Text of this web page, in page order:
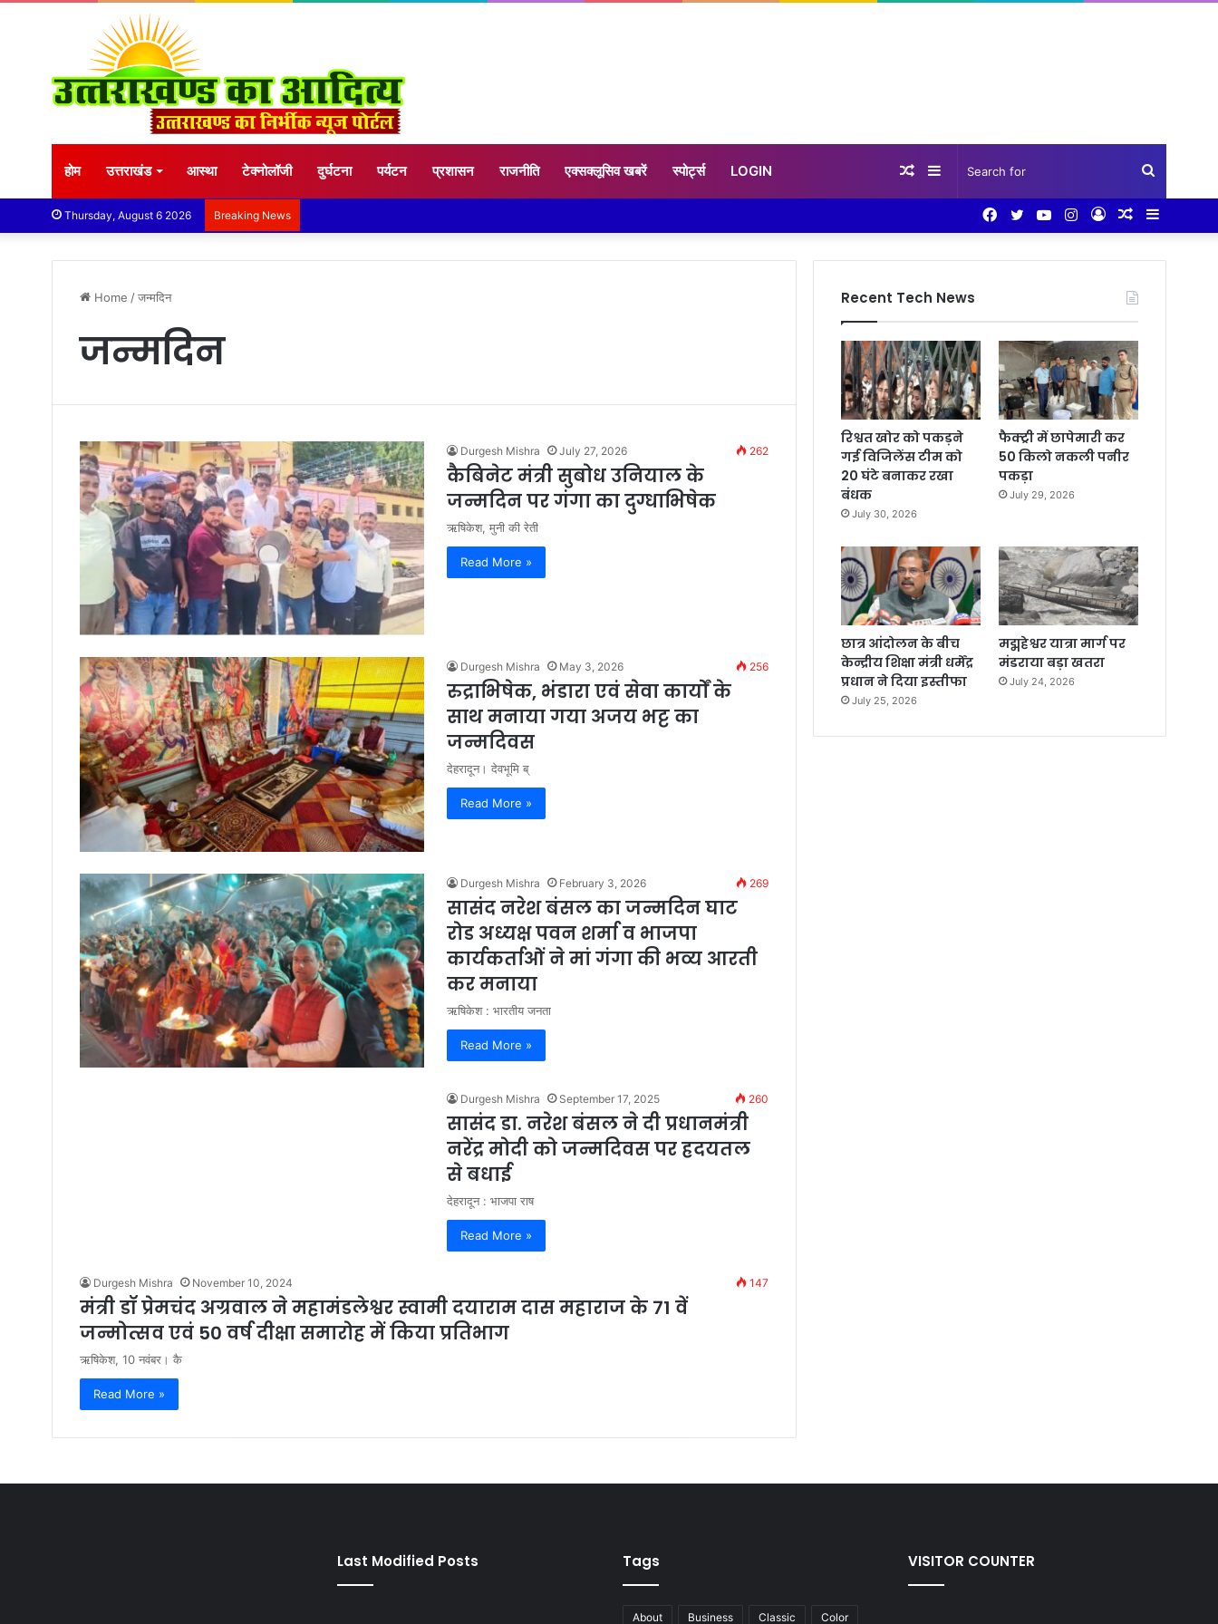
होम उत्तराखंड आस्था टेक्नोलॉजी दुर्घटना पर्यटन प्रशासन राजनीति एक्सक्लूसिव खबरें स्पोर्ट्स LOGIN Search
for
Sidebar
Random
Thursday, August 6 2026 Breaking News Sidebar
Random
Log
Instagram
YouTube
Twitter
Facebook
Home /जन्मदिन
जन्मदिन
Durgesh Mishra July 27, 2026 262
कैबिनेट मंत्री सुबोध उनियाल के
जन्मदिन पर गंगा का दुग्धाभिषेक
ऋषिकेश, मुनी की रेती
Read More »
Durgesh Mishra May 3, 2026 256
रुद्राभिषेक, भंडारा एवं सेवा कार्यों के
साथ मनाया गया अजय भट्ट का
जन्मदिवस
देहरादून। देवभूमि ब्
Read More »
Durgesh Mishra February 3, 2026 269
सासंद नरेश बंसल का जन्मदिन घाट
रोड अध्यक्ष पवन शर्मा व भाजपा
कार्यकर्ताओं ने मां गंगा की भव्य आरती
कर मनाया
ऋषिकेश : भारतीय जनता
Read More »
Durgesh Mishra September 17, 2025 260
सासंद डा. नरेश बंसल ने दी प्रधानमंत्री
नरेंद्र मोदी को जन्मदिवस पर ह्रदयतल
से बधाई
देहरादून : भाजपा राष
Read More »
Durgesh Mishra November 10, 2024 147
मंत्री डॉ प्रेमचंद अग्रवाल ने महामंडलेश्वर स्वामी दयाराम दास महाराज के 71 वें
जन्मोत्सव एवं 50 वर्ष दीक्षा समारोह में किया प्रतिभाग
ऋषिकेश, 10 नवंबर। कै
Read More »
Recent Tech News
रिश्वत खोर को पकड़ने
गई विजिलेंस टीम को
20 घंटे बनाकर रखा
बंधक
July 30, 2026
फैक्ट्री में छापेमारी कर
50 किलो नकली पनीर
पकड़ा
July 29, 2026
छात्र आंदोलन के बीच
केन्द्रीय शिक्षा मंत्री धर्मेंद्र
प्रधान ने दिया इस्तीफा
July 25, 2026
मद्महेश्वर यात्रा मार्ग पर
मंडराया बड़ा खतरा
July 24, 2026
Last Modified Posts Tags
About Business Classic Color
VISITOR COUNTER